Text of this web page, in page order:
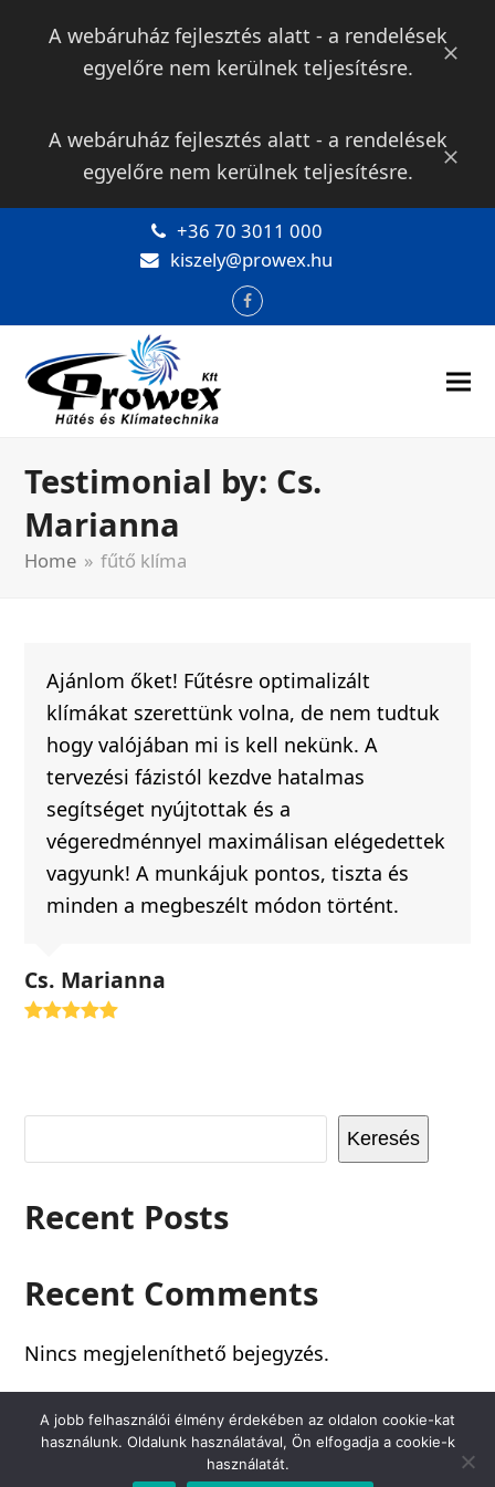
A webáruház fejlesztés alatt - a rendelések
egyelőre nem kerülnek teljesítésre.
A webáruház fejlesztés alatt - a rendelések
egyelőre nem kerülnek teljesítésre.
+36 70 3011 000
kiszely@prowex.hu
Facebook
Testimonial by: Cs.
Marianna
Home » fűtő klíma
Ajánlom őket! Fűtésre optimalizált
klímákat szerettünk volna, de nem tudtuk
hogy valójában mi is kell nekünk. A
tervezési fázistól kezdve hatalmas
segítséget nyújtottak és a
végeredménnyel maximálisan elégedettek
vagyunk! A munkájuk pontos, tiszta és
minden a megbeszélt módon történt.
Cs. Marianna
Rating:
Keresés
Recent Posts
Recent Comments
Nincs megjeleníthető bejegyzés.
A jobb felhasználói élmény érdekében az oldalon cookie-kat
használunk. Oldalunk használatával, Ön elfogadja a cookie-k
használatát.